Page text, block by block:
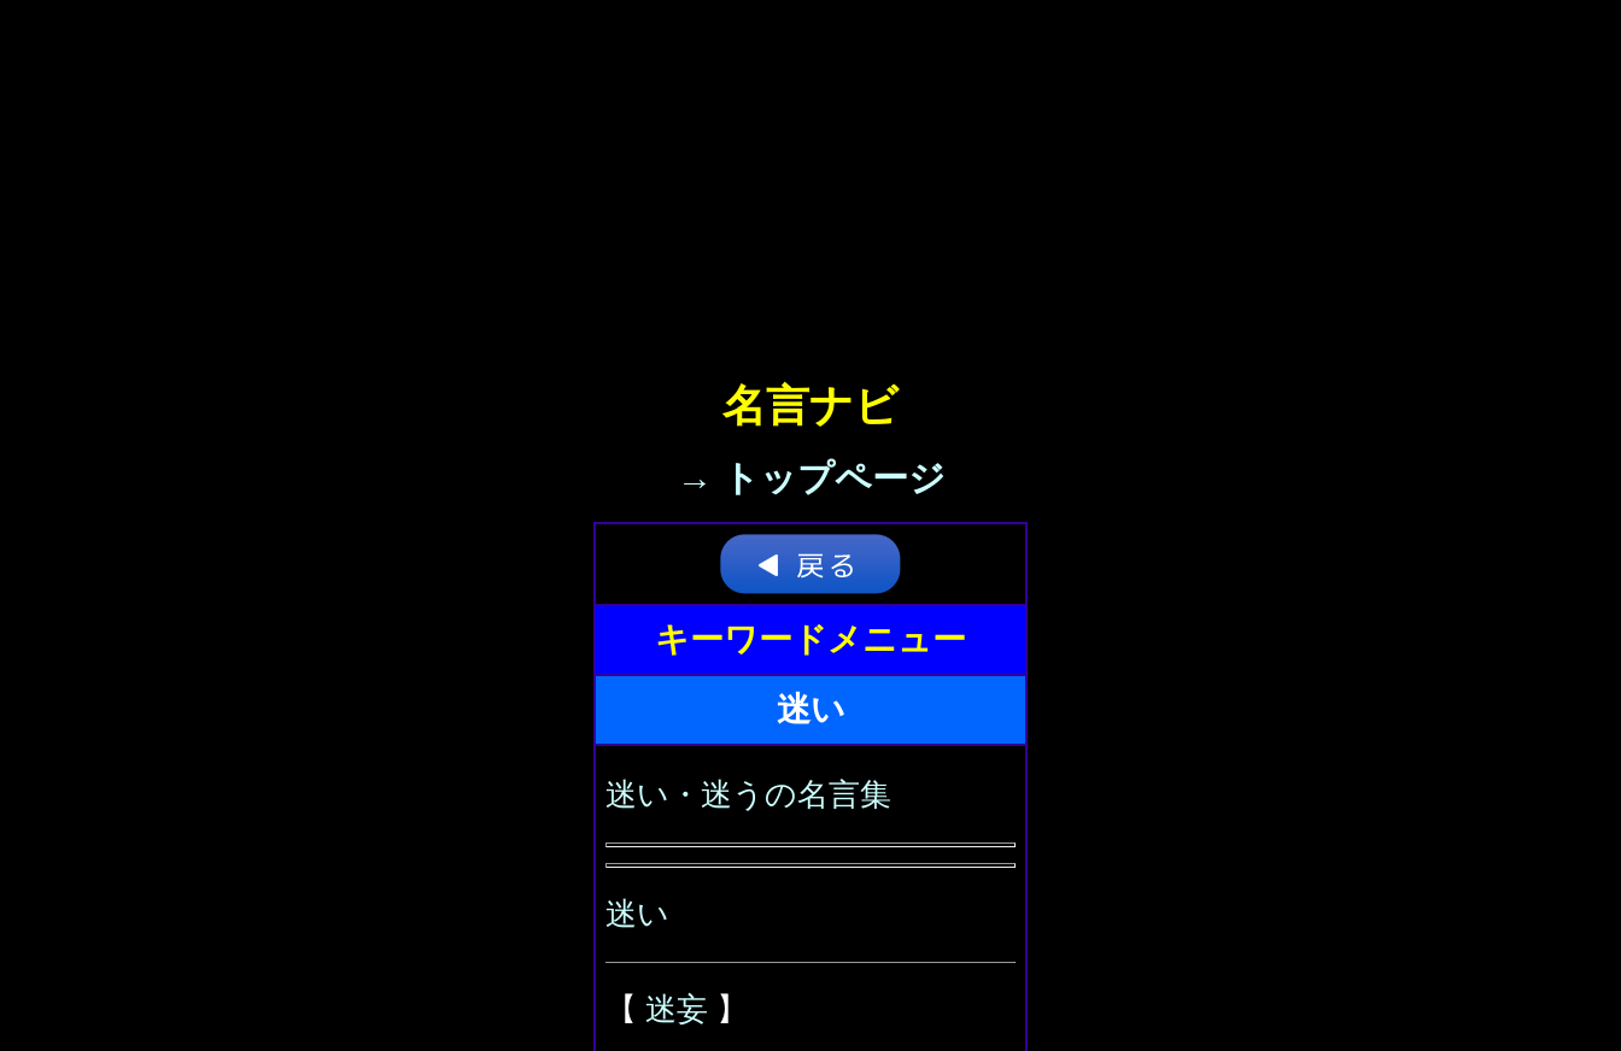
名言ナビ
→ トップページ
キーワードメニュー
迷い
迷い・迷うの名言集
迷い
【 迷妄 】